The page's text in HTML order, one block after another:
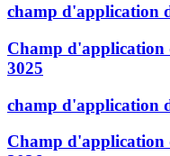
champ d'application
Champ d'application
3025
champ d'application
Champ d'application